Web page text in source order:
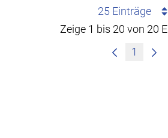
25 Einträge
Zeige 1 bis 20 von 20
1